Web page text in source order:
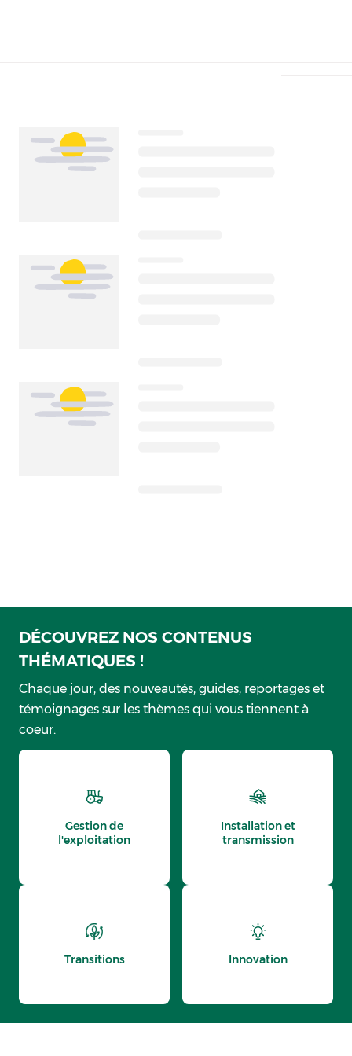
DÉCOUVREZ NOS CONTENUS
THÉMATIQUES !
Chaque jour, des nouveautés, guides, reportages et
témoignages sur les thèmes qui vous tiennent à
coeur.
Gestion de
l'exploitation
Installation et
transmission
Transitions Innovation